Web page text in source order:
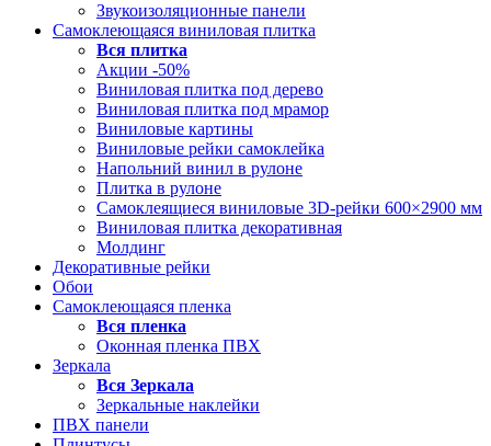
Звукоизоляционные панели
Самоклеющаяся виниловая плитка
Вся плитка
Акции -50%
Виниловая плитка под дерево
Виниловая плитка под мрамор
Виниловые картины
Виниловые рейки самоклейка
Напольний винил в рулоне
Плитка в рулоне
Самоклеящиеся виниловые 3D‑рейки 600×2900 мм
Виниловая плитка декоративная
Молдинг
Декоративные рейки
Обои
Самоклеющаяся пленка
Вся пленка
Оконная пленка ПВХ
Зеркала
Вся Зеркала
Зеркальные наклейки
ПВХ панели